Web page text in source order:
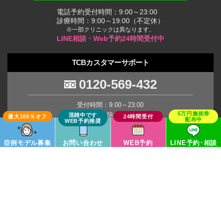
電話予約受付時間：9:00～23:00
診療時間：9:00～19:00（不定休）
※一部クリニックは異なります。
LINE相談・Web予約24時間受付中
TCBカスタマーサポート
0120-569-432
受付時間：9:00～23:00
(年末年始を除く土日祝日)
※臨時休業の場合がございます。
症例モデル募集 お問い合わせ WEB予約 LINE予約･相談